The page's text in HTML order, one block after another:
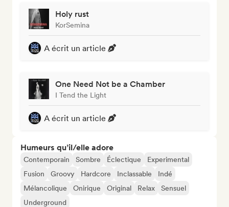
Holy rust
KorSemina
A écrit un article
One Need Not be a Chamber
I Tend the Light
A écrit un article
Humeurs qu’il/elle adore
Contemporain Sombre Éclectique
Experimental
Fusion
Groovy Hardcore Inclassable
Indé
Mélancolique
Onirique Original Relax
Sensuel
Underground